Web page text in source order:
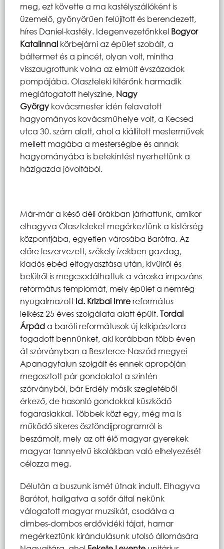
meg, ezt követte a ma kastélyszállóként is
üzemelő, gyönyörűen felújított és berendezett,
híres Daniel-kastély. Idegenvezetőnkkel Bogyor
Katalinnal körbejárni az épület szobáit, a
báltermet és a pincét, olyan volt, mintha
visszaugrottunk volna az elmúlt évszázadok
pompájába. Olaszteleki kitérőnk harmadik
meglátogatott helyszíne, Nagy
György kovácsmester idén felavatott
hagyományos kovácsműhelye volt, a Kecsed
utca 30. szám alatt, ahol a kiállított mesterművek
mellett magába a mesterségbe és annak
hagyományába is betekintést nyerhettünk a
házigazda jóvoltából.
Már-már a késő déli órákban járhattunk, amikor
elhagyva Olaszteleket megérkeztünk a kistérség
központjába, egyetlen városába Barótra. Az
előre leszervezett, székely ízekben gazdag,
kiadós ebéd elfogyasztása után, kívülről és
belülről is megcsodálhattuk a városka impozáns
református templomát, mely épület a nemrég
nyugalmazott Id. Krizbai Imrereformátus
lelkész 25 éves szolgálata alatt épült.Tordai
Árpáda baróti reformátusok új lelkipásztora
fogadott bennünket, aki korábban több éven
át szórványban a Beszterce-Naszód megyei
Apanagyfalun szolgált és ennek apropóján
megosztott pár gondolatot a szintén
szórványból, bár Erdély másik szegletéből
érkező, de hasonló gondokkal küszködő
fogarasiakkal. Többek közt egy, még ma is
működő sikeres ösztöndíjprogramról is
beszámolt, mely az ott élő magyar gyerekek
magyar tannyelvű iskolákban való elhelyezését
célozza meg.
Délután a buszunk ismét útnak indult. Elhagyva
Barótot, hallgatva a sofőr által nekünk
válogatott magyar muzsikát, csodálva a
dimbes-dombos erdővidéki tájat, hamar
megérkeztünk kirándulásunk utolsó állomására